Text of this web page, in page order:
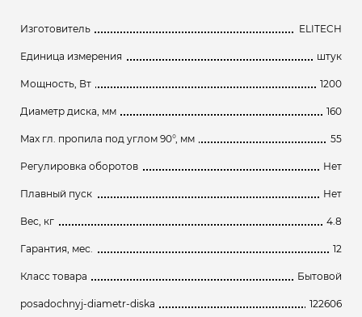
Изготовитель ELITECH
Единица измерения штук
Мощность, Вт 1200
Диаметр диска, мм 160
Max гл. пропила под углом 90°, мм 55
Регулировка оборотов Нет
Плавный пуск Нет
Вес, кг 4.8
Гарантия, мес. 12
Класс товара Бытовой
posadochnyj-diametr-diska 122606